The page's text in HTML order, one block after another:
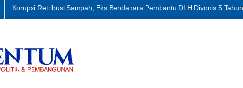
Korupsi Retribusi Sampah, Eks Bendahara Pembantu DLH Divonis 5 Tahun